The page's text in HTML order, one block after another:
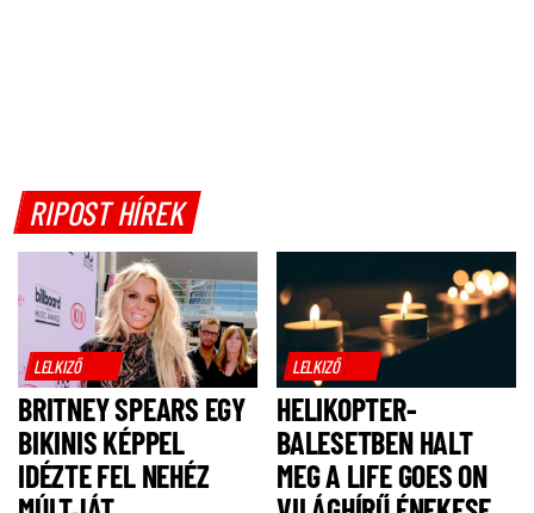
RIPOST HÍREK
LELKIZŐ
BRITNEY SPEARS EGY
BIKINIS KÉPPEL
IDÉZTE FEL NEHÉZ
LELKIZŐ
HELIKOPTER-
BALESETBEN HALT
MEG A LIFE GOES ON